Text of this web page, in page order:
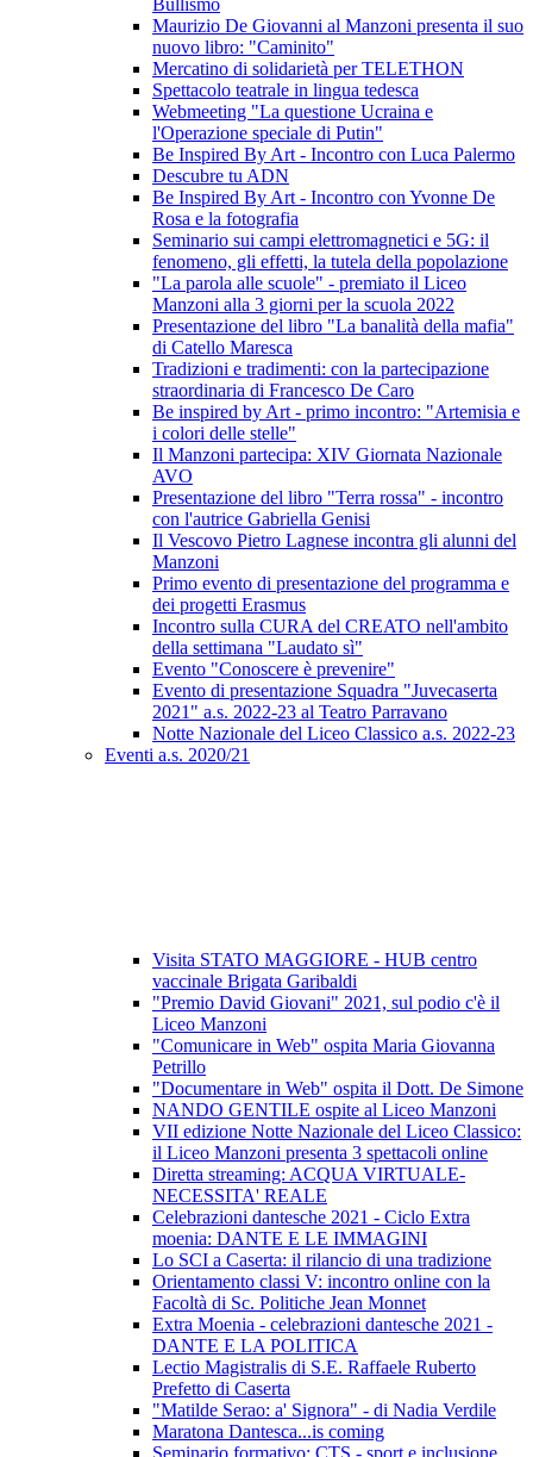
Bullismo
Maurizio De Giovanni al Manzoni presenta il suo
nuovo libro: "Caminito"
Mercatino di solidarietà per TELETHON
Spettacolo teatrale in lingua tedesca
Webmeeting "La questione Ucraina e
l'Operazione speciale di Putin"
Be Inspired By Art - Incontro con Luca Palermo
Descubre tu ADN
Be Inspired By Art - Incontro con Yvonne De
Rosa e la fotografia
Seminario sui campi elettromagnetici e 5G: il
fenomeno, gli effetti, la tutela della popolazione
"La parola alle scuole" - premiato il Liceo
Manzoni alla 3 giorni per la scuola 2022
Presentazione del libro "La banalità della mafia"
di Catello Maresca
Tradizioni e tradimenti: con la partecipazione
straordinaria di Francesco De Caro
Be inspired by Art - primo incontro: "Artemisia e
i colori delle stelle"
Il Manzoni partecipa: XIV Giornata Nazionale
AVO
Presentazione del libro "Terra rossa" - incontro
con l'autrice Gabriella Genisi
Il Vescovo Pietro Lagnese incontra gli alunni del
Manzoni
Primo evento di presentazione del programma e
dei progetti Erasmus
Incontro sulla CURA del CREATO nell'ambito
della settimana "Laudato sì"
Evento "Conoscere è prevenire"
Evento di presentazione Squadra "Juvecaserta
2021" a.s. 2022-23 al Teatro Parravano
Notte Nazionale del Liceo Classico a.s. 2022-23
Eventi a.s. 2020/21
Visita STATO MAGGIORE - HUB centro
vaccinale Brigata Garibaldi
"Premio David Giovani" 2021, sul podio c'è il
Liceo Manzoni
"Comunicare in Web" ospita Maria Giovanna
Petrillo
"Documentare in Web" ospita il Dott. De Simone
NANDO GENTILE ospite al Liceo Manzoni
VII edizione Notte Nazionale del Liceo Classico:
il Liceo Manzoni presenta 3 spettacoli online
Diretta streaming: ACQUA VIRTUALE-
NECESSITA' REALE
Celebrazioni dantesche 2021 - Ciclo Extra
moenia: DANTE E LE IMMAGINI
Lo SCI a Caserta: il rilancio di una tradizione
Orientamento classi V: incontro online con la
Facoltà di Sc. Politiche Jean Monnet
Extra Moenia - celebrazioni dantesche 2021 -
DANTE E LA POLITICA
Lectio Magistralis di S.E. Raffaele Ruberto
Prefetto di Caserta
"Matilde Serao: a' Signora" - di Nadia Verdile
Maratona Dantesca...is coming